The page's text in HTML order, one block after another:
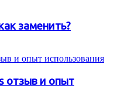
заменить?
отзыв и опыт